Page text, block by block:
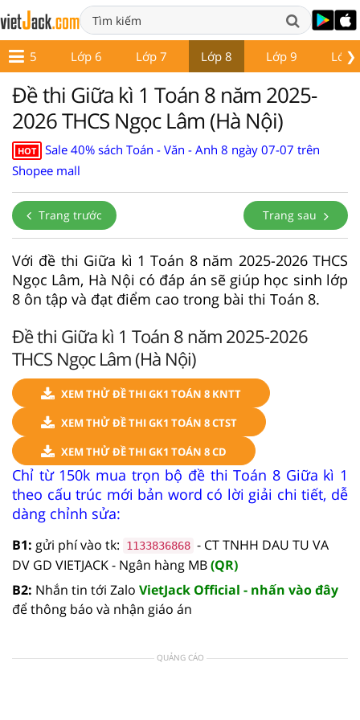
❯
Lớp 5 Lớp 6 Lớp 7 Lớp 8 Lớp 9 Lớp
Đề thi Giữa kì 1 Toán 8 năm 2025-
2026 THCS Ngọc Lâm (Hà Nội)
HOT
Sale 40% sách Toán - Văn - Anh 8 ngày 07-07 trên
Shopee mall
Trang trước Trang sau
Với đề thi Giữa kì 1 Toán 8 năm 2025-2026 THCS
Ngọc Lâm, Hà Nội có đáp án sẽ giúp học sinh lớp
8 ôn tập và đạt điểm cao trong bài thi Toán 8.
Đề thi Giữa kì 1 Toán 8 năm 2025-2026
THCS Ngọc Lâm (Hà Nội)
XEM THỬ ĐỀ THI GK1 TOÁN 8 KNTT
XEM THỬ ĐỀ THI GK1 TOÁN 8 CTST
XEM THỬ ĐỀ THI GK1 TOÁN 8 CD
Chỉ từ 150k mua trọn bộ đề thi Toán 8 Giữa kì 1
theo cấu trúc mới bản word có lời giải chi tiết, dễ
dàng chỉnh sửa:
B1: gửi phí vào tk: 1133836868 - CT TNHH DAU TU VA
DV GD VIETJACK - Ngân hàng MB(QR)
B2: Nhắn tin tới Zalo VietJack Official - nhấn vào đây
để thông báo và nhận giáo án
QUẢNG CÁO